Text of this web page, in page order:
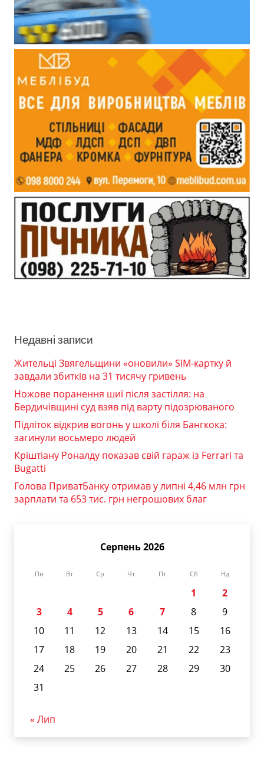
Недавні записи
Жительці Звягельщини «оновили» SIM-картку й
завдали збитків на 31 тисячу гривень
Ножове поранення шиї після застілля: на
Бердичівщині суд взяв під варту підозрюваного
Підліток відкрив вогонь у школі біля Бангкока:
загинули восьмеро людей
Кріштіану Роналду показав свій гараж із Ferrari та
Bugatti
Голова ПриватБанку отримав у липні 4,46 млн грн
зарплати та 653 тис. грн негрошових благ
Серпень 2026
Пн Вт Ср Чт Пт Сб Нд
1
2
3
4 5 6 7 8
9
10
11 12 13 14 15
16
17
18 19 20 21 22
23
24
25 26 27 28 29
30
31
« Лип